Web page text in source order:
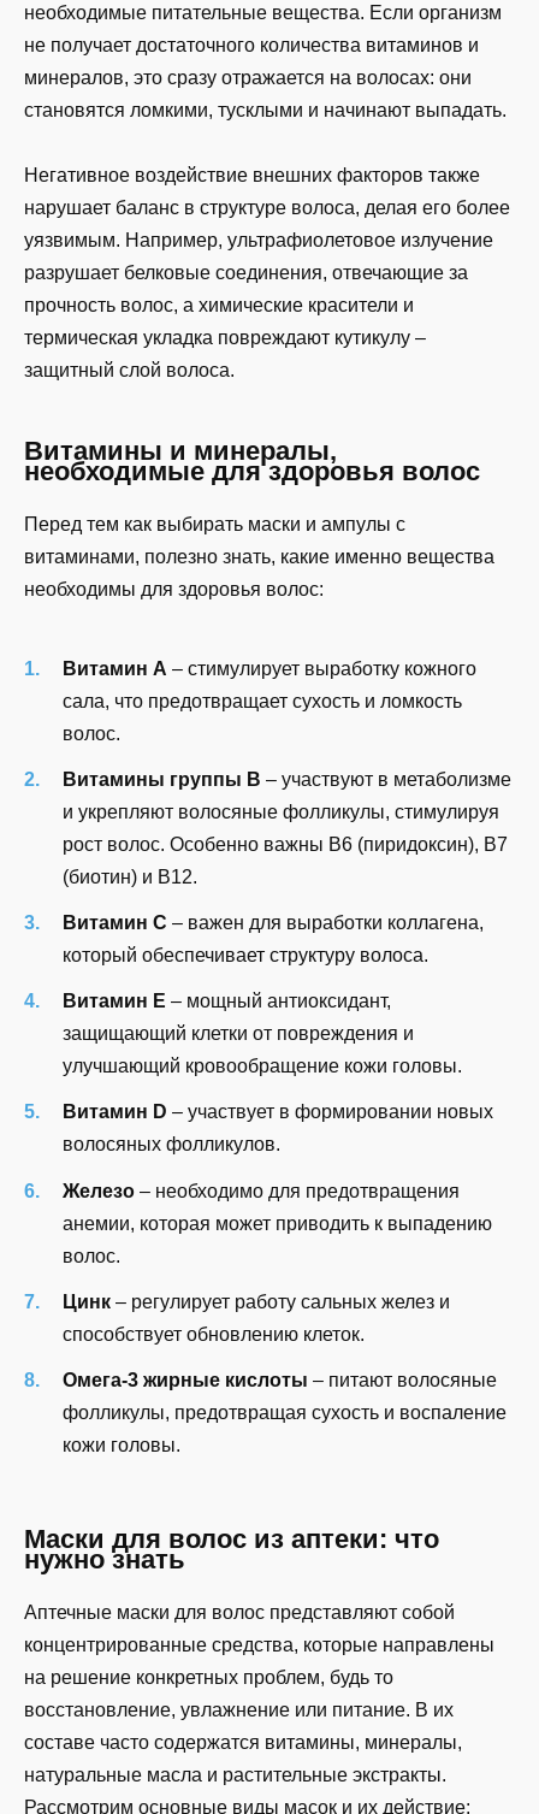
необходимые питательные вещества. Если организм
не получает достаточного количества витаминов и
минералов, это сразу отражается на волосах: они
становятся ломкими, тусклыми и начинают выпадать.
Негативное воздействие внешних факторов также
нарушает баланс в структуре волоса, делая его более
уязвимым. Например, ультрафиолетовое излучение
разрушает белковые соединения, отвечающие за
прочность волос, а химические красители и
термическая укладка повреждают кутикулу –
защитный слой волоса.
Витамины и минералы,
необходимые для здоровья волос
Перед тем как выбирать маски и ампулы с
витаминами, полезно знать, какие именно вещества
необходимы для здоровья волос:
Витамин А – стимулирует выработку кожного
сала, что предотвращает сухость и ломкость
волос.
Витамины группы B – участвуют в метаболизме
и укрепляют волосяные фолликулы, стимулируя
рост волос. Особенно важны B6 (пиридоксин), B7
(биотин) и B12.
Витамин C – важен для выработки коллагена,
который обеспечивает структуру волоса.
Витамин E – мощный антиоксидант,
защищающий клетки от повреждения и
улучшающий кровообращение кожи головы.
Витамин D – участвует в формировании новых
волосяных фолликулов.
Железо – необходимо для предотвращения
анемии, которая может приводить к выпадению
волос.
Цинк – регулирует работу сальных желез и
способствует обновлению клеток.
Омега-3 жирные кислоты – питают волосяные
фолликулы, предотвращая сухость и воспаление
кожи головы.
Маски для волос из аптеки: что
нужно знать
Аптечные маски для волос представляют собой
концентрированные средства, которые направлены
на решение конкретных проблем, будь то
восстановление, увлажнение или питание. В их
составе часто содержатся витамины, минералы,
натуральные масла и растительные экстракты.
Рассмотрим основные виды масок и их действие: